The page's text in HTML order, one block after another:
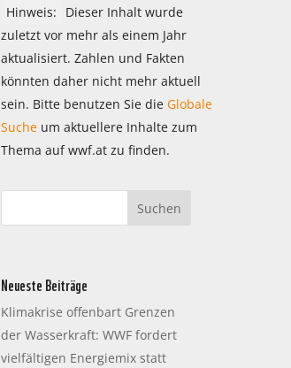
Hinweis:
Dieser Inhalt wurde
zuletzt vor mehr als einem Jahr
aktualisiert. Zahlen und Fakten
könnten daher nicht mehr aktuell
sein. Bitte benutzen Sie die Globale
Sucheum aktuellere Inhalte zum
Thema auf wwf.at zu finden.
Neueste Beiträge
Klimakrise offenbart Grenzen
der Wasserkraft: WWF fordert
vielfältigen Energiemix statt
Ablehnen